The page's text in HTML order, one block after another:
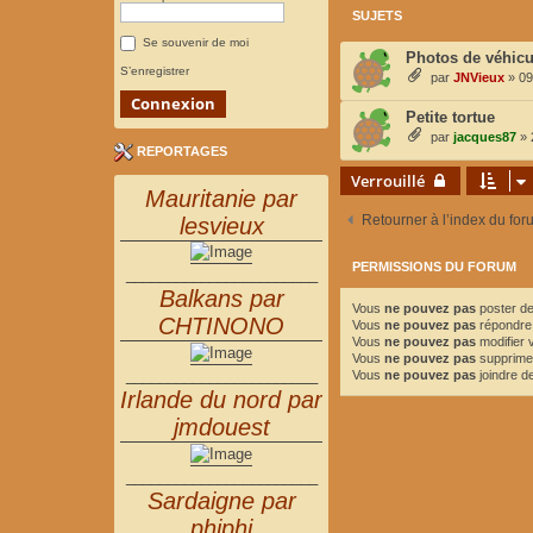
SUJETS
Photos de
par JNVieux »
Petite tortue
par jacques87 »
Verrouillé
Retourner à l’index du
PERMISSIONS DU FORUM
Vous ne pouvez pas poster
Vous ne pouvez pas
Vous ne pouvez pas modifier
Vous ne pouvez pas
Vous ne pouvez pas joindre
Se souvenir de moi
S’enregistrer
REPORTAGES
Mauritanie par
lesvieux
Balkans par
CHTINONO
Irlande du nord par
jmdouest
Sardaigne par
phiphi